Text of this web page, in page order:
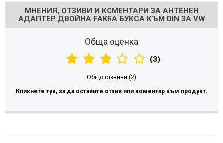
МНЕНИЯ, ОТЗИВИ И КОМЕНТАРИ ЗА АНТЕНЕН
АДАПТЕР ДВОЙНА FAKRA БУКСА КЪМ DIN ЗА VW
Обща оценка
(3)
Общо отзвиви (2)
Кликнете тук, за да оставите отзив или коментар към продукт.